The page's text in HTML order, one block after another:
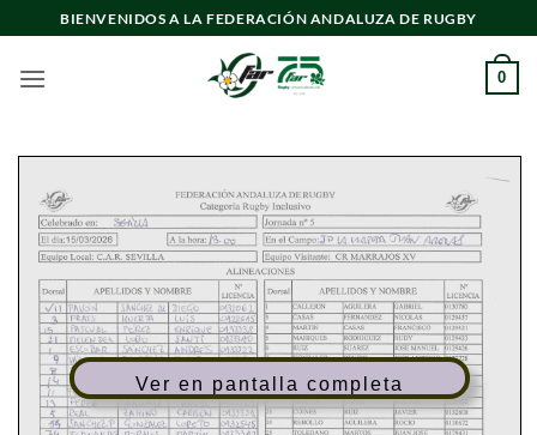
al
contenido
BIENVENIDOS A LA FEDERACIÓN ANDALUZA DE RUGBY
0
Ver en pantalla completa